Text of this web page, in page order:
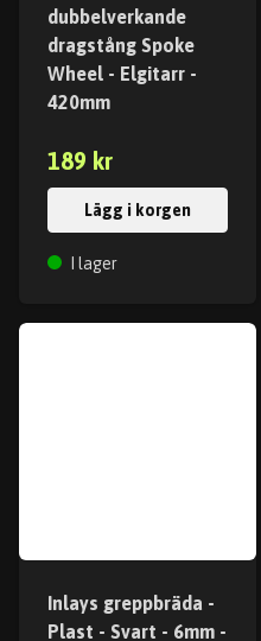
dubbelverkande
dragstång Spoke
Wheel - Elgitarr -
420mm
189 kr
Lägg i korgen
I lager
Inlays greppbräda -
Plast - Svart - 6mm -